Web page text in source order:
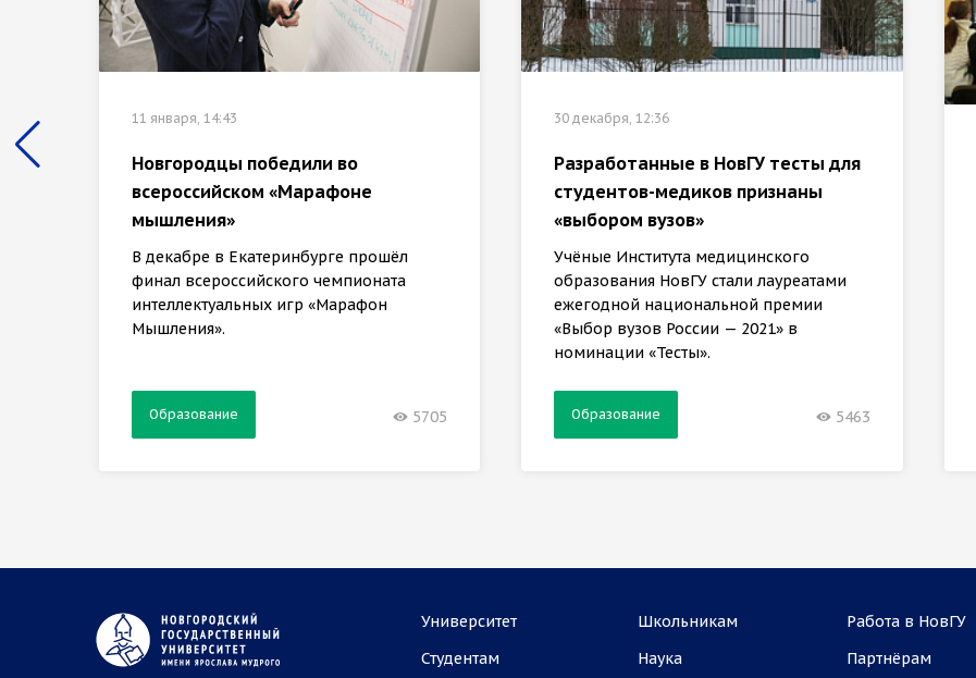
11 января, 14:43
Новгородцы победили во
всероссийском «Марафоне
мышления»
В декабре в Екатеринбурге прошёл
финал всероссийского чемпионата
интеллектуальных игр «Марафон
Мышления».
Образование 5705
30 декабря, 12:36
Разработанные в НовГУ тесты для
студентов-медиков признаны
«выбором вузов»
Учёные Института медицинского
образования НовГУ стали лауреатами
ежегодной национальной премии
«Выбор вузов России — 2021» в
номинации «Тесты».
Образование 5463
Университет
Студентам
Школьникам
Наука
Работа в НовГУ
Партнёрам